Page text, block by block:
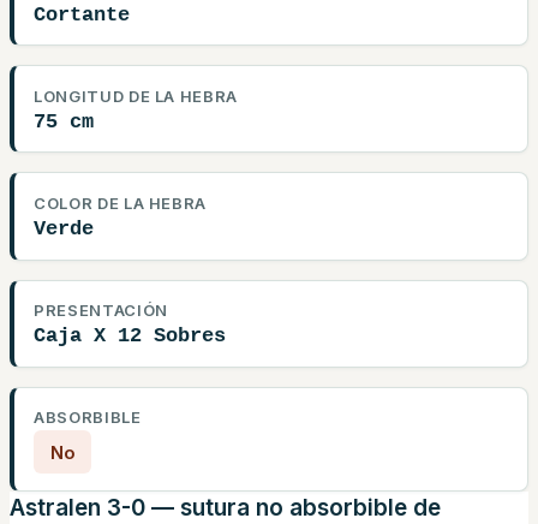
Cortante
LONGITUD DE LA HEBRA
75 cm
COLOR DE LA HEBRA
Verde
PRESENTACIÓN
Caja X 12 Sobres
ABSORBIBLE
No
Astralen 3-0 — sutura no absorbible de